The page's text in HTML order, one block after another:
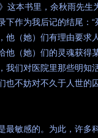
这本书里，余秋雨先生
下作为我后记的结尾：“
他（她）们有理由要求
他（她）们的灵魂获得
我们对医院里那些明知
也不妨对不久于人世的
最敏感的。为此，许多